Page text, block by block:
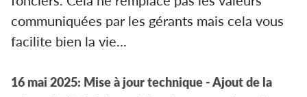
communiquées par les gérants mais cela vous
facilite bien la vie...
16 mai 2025: Mise à jour technique - Ajout de la